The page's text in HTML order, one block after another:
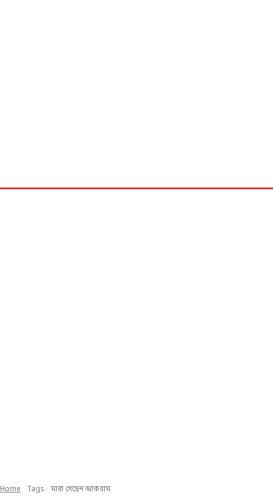
Home Tags মারা গেছেন আকরাম